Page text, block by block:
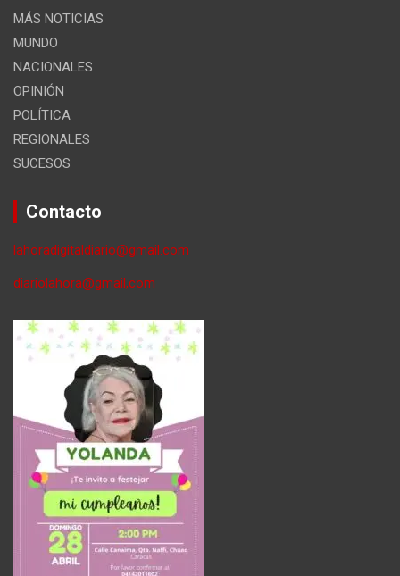
MÁS NOTICIAS
MUNDO
NACIONALES
OPINIÓN
POLÍTICA
REGIONALES
SUCESOS
Contacto
lahoradigitaldiario@gmail.com
diariolahora@gmail,com